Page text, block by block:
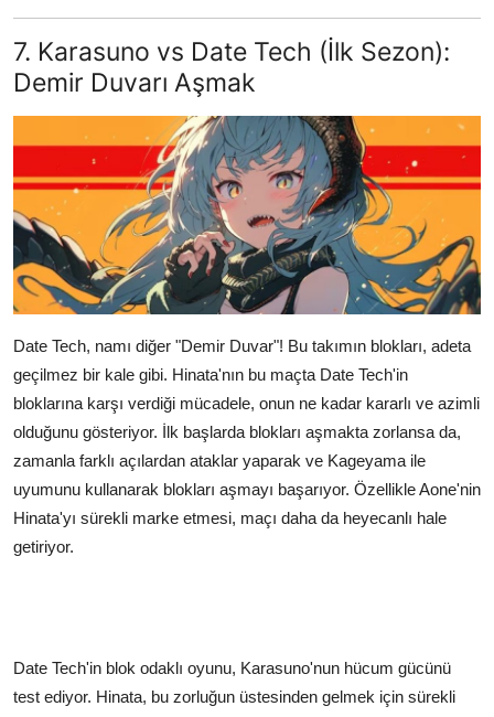
7. Karasuno vs Date Tech (İlk Sezon):
Demir Duvarı Aşmak
Date Tech, namı diğer "Demir Duvar"! Bu takımın blokları, adeta
geçilmez bir kale gibi. Hinata'nın bu maçta Date Tech'in
bloklarına karşı verdiği mücadele, onun ne kadar kararlı ve azimli
olduğunu gösteriyor. İlk başlarda blokları aşmakta zorlansa da,
zamanla farklı açılardan ataklar yaparak ve Kageyama ile
uyumunu kullanarak blokları aşmayı başarıyor. Özellikle Aone'nin
Hinata'yı sürekli marke etmesi, maçı daha da heyecanlı hale
getiriyor.
Date Tech'in blok odaklı oyunu, Karasuno'nun hücum gücünü
test ediyor. Hinata, bu zorluğun üstesinden gelmek için sürekli